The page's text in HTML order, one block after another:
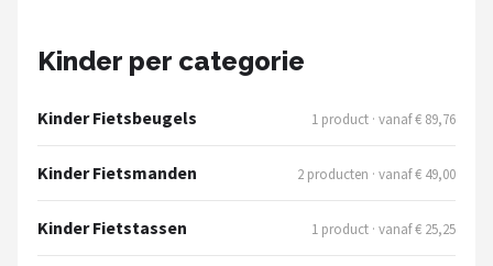
AXA
New Looxs
Kinder per categorie
Kinder Fietsbeugels 1 product · vanaf € 89,76
Kinder Fietsmanden 2 producten · vanaf € 49,00
Kinder Fietstassen 1 product · vanaf € 25,25